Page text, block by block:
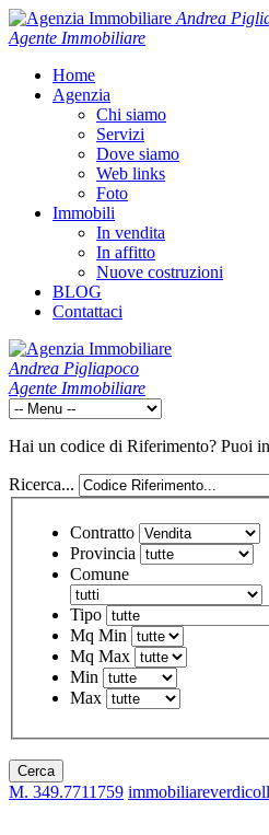
Andrea
Agente Immobiliare
Home
Agenzia
Chi siamo
Servizi
Dove siamo
Web links
Foto
Immobili
In vendita
In affitto
Nuove costruzioni
BLOG
Contattaci
Andrea Pigliapoco
Agente Immobiliare
Hai un codice di Riferimento? Puoi
Ricerca...
Contratto
Provincia
Comune
Tipo
Mq Min
Mq Max
Min
Max
Cerca
M. 349.7711759